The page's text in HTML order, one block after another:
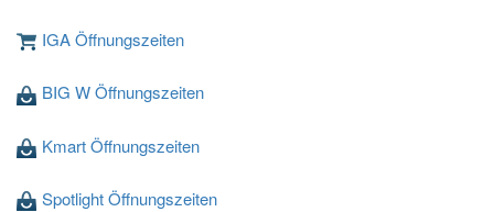
IGA Öffnungszeiten
BIG W Öffnungszeiten
Kmart Öffnungszeiten
Spotlight Öffnungszeiten